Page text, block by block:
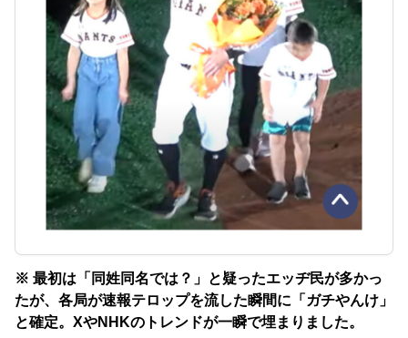
※ 最初は「同姓同名では？」と疑ったエッヂ民が多かっ
たが、各局が速報テロップを流した瞬間に「ガチやんけ」
と確定。XやNHKのトレンドが一瞬で埋まりました。